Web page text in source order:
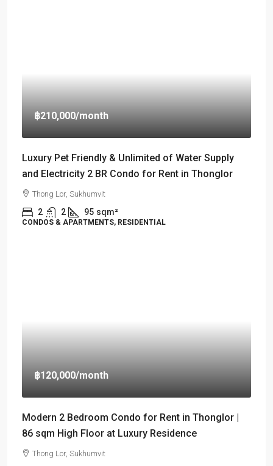
฿210,000/month
Luxury Pet Friendly & Unlimited of Water Supply
and Electricity 2 BR Condo for Rent in Thonglor
Thong Lor, Sukhumvit
2 2 95 sqm²
CONDOS & APARTMENTS, RESIDENTIAL
฿120,000/month
Modern 2 Bedroom Condo for Rent in Thonglor |
86 sqm High Floor at Luxury Residence
Thong Lor, Sukhumvit